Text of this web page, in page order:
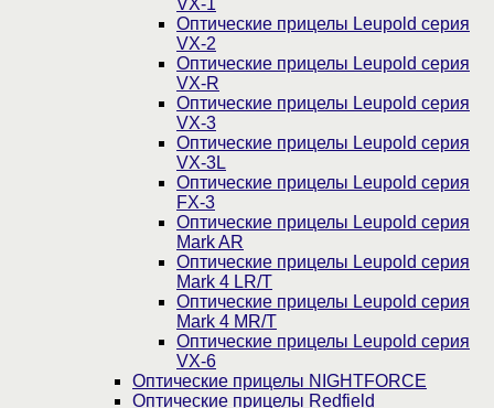
VX-1
Оптические прицелы Leupold серия
VX-2
Оптические прицелы Leupold серия
VX-R
Оптические прицелы Leupold серия
VX-3
Оптические прицелы Leupold серия
VX-3L
Оптические прицелы Leupold серия
FX-3
Оптические прицелы Leupold серия
Mark AR
Оптические прицелы Leupold серия
Mark 4 LR/T
Оптические прицелы Leupold серия
Mark 4 MR/T
Оптические прицелы Leupold серия
VX-6
Оптические прицелы NIGHTFORCE
Оптические прицелы Redfield